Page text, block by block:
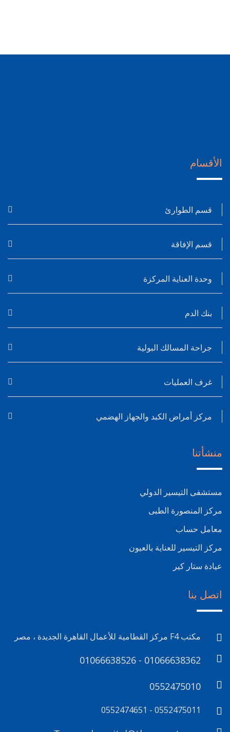
الأقسام
قسم الطوارئ
قسم الإفاقة
وحدة العناية المركزة
بنك الدم
جراحة المسالك البولية
غرف العمليات
مركز أمراض الكبد والجهاز الهضمي
منشأتنا
مستشفى التيسير الدولي
مركز المنصورة الطبى
معامل حساب
مركز التيسير للعناية بالعيون
عيادة ستار كير
اتصل بنا
مكتب F4 مركز القطامية للأعمال القاهرة الجديدة ، مصر
01066638526 - 01066638362
0552475010
0552475011 - 0552474651